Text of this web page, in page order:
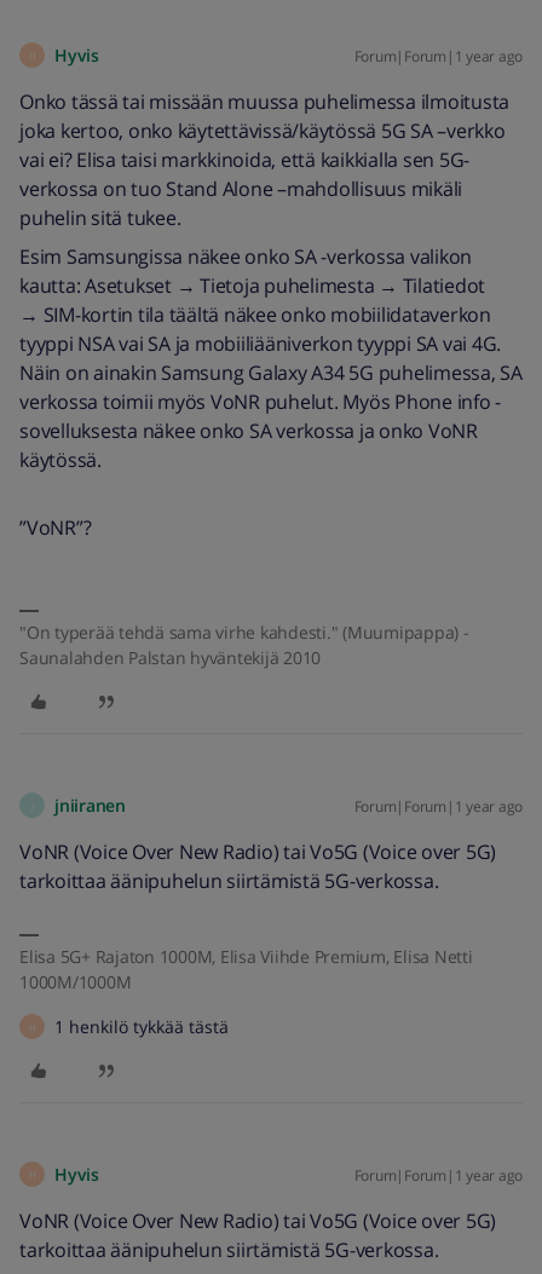
H Hyvis Forum|Forum|1 year ago
Onko tässä tai missään muussa puhelimessa ilmoitusta
joka kertoo, onko käytettävissä/käytössä 5G SA –verkko
vai ei? Elisa taisi markkinoida, että kaikkialla sen 5G-
verkossa on tuo Stand Alone –mahdollisuus mikäli
puhelin sitä tukee.
Esim Samsungissa näkee onko SA -verkossa valikon
kautta: Asetukset → Tietoja puhelimesta → Tilatiedot
→ SIM-kortin tila täältä näkee onko mobiilidataverkon
tyyppi NSA vai SA ja mobiiliääniverkon tyyppi SA vai 4G.
Näin on ainakin Samsung Galaxy A34 5G puhelimessa, SA
verkossa toimii myös VoNR puhelut. Myös Phone info -
sovelluksesta näkee onko SA verkossa ja onko VoNR
käytössä.
”VoNR”?
"On typerää tehdä sama virhe kahdesti." (Muumipappa) -
Saunalahden Palstan hyväntekijä 2010
jniiranen Forum|Forum|1 year ago
VoNR (Voice Over New Radio) tai Vo5G (Voice over 5G)
tarkoittaa äänipuhelun siirtämistä 5G-verkossa.
Elisa 5G+ Rajaton 1000M, Elisa Viihde Premium, Elisa Netti
1000M/1000M
H 1 henkilö tykkää tästä
H Hyvis Forum|Forum|1 year ago
VoNR (Voice Over New Radio) tai Vo5G (Voice over 5G)
tarkoittaa äänipuhelun siirtämistä 5G-verkossa.